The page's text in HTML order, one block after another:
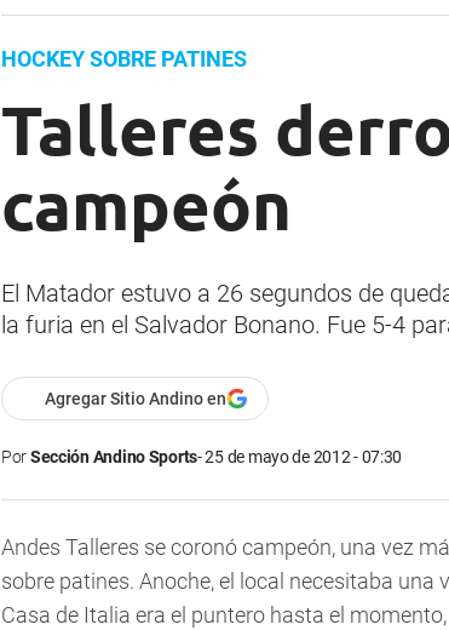
HOCKEY SOBRE PATINES
Talleres
campeón
El Matador estuvo a 26 segundos de
la furia en el Salvador Bonano. Fue 5-4
Agregar Sitio Andino en
PorSección Andino Sports 25 de mayo de 2012 - 07:30
Andes Talleres se coronó campeón, una vez
sobre patines. Anoche, el local necesitaba
Casa de Italia era el puntero hasta el